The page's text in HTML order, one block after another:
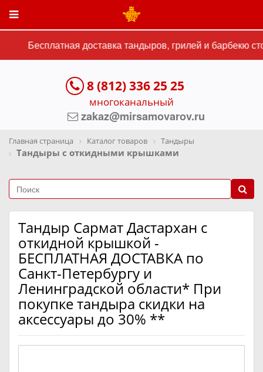
Бесплатная доставка тандыров, грилей и барбекю
8 (812) 336 25 25
многоканальный
zakaz@mirsamovarov.ru
Главная страница Каталог товаров Тандыры
Тандыры с откидными крышками
Тандыр Сармат Дастархан с
откидной крышкой -
БЕСПЛАТНАЯ ДОСТАВКА по
Санкт-Петербургу и
Ленинградской области* При
покупке тандыра скидки на
аксессуары до 30% **